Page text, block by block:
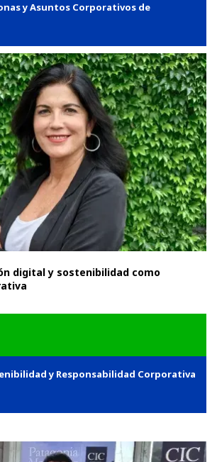
y Asuntos Corporativos de
digital y sostenibilidad como
y Responsabilidad Corporativa